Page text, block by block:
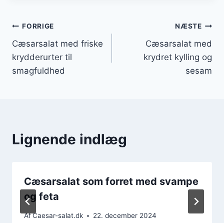
Indlægsnavigation
FORRIGE
Cæsarsalat med friske
krydderurter til
smagfuldhed
NÆSTE
Cæsarsalat med
krydret kylling og
sesam
Lignende indlæg
Cæsarsalat som forret med svampe
og feta
AfCaesar-salat.dk 22. december 2024